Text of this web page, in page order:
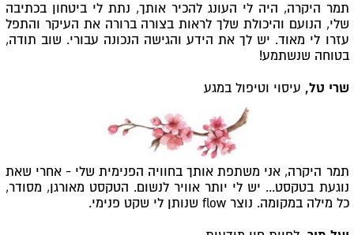
תמר היקרה, היה לי העונג להכיר אותך, נתת לי ביטחון בכתיבה
שלי, הנועם והיכולת שלך לראות בצורה ברורה את העיקר והתפל
עזרו לי מאוד. יש לך את הידע והגישה הנכונה עבורי. שוב תודה,
בטוחה שנשתמע!
שרי טל, עיסוי וטיפול במגע
תמר היקרה, אני משתפת אותך בחוויה הפנימית שלי - אחרי שאת
נוגעת בטקסט... יש לי יותר אוויר לנשום. הטקסט מאורגן, מסודר,
כל מילה במקומה. נוצר flow שנותן לי שקט פנימי.